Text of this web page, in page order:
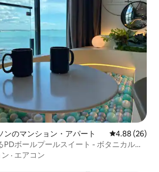
ンのマンション・アパート レビュー26
4.88 (26)
PDボールプールスイート - ボタニカルブ
· エアコン